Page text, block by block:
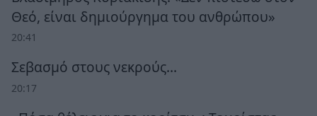
Θεό, είναι δημιούργημα του ανθρώπου»
20:41
Σεβασμό στους νεκρούς…
20:17